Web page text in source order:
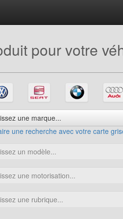
pour votre
une marque...
une recherche avec votre carte
un modèle...
une motorisation...
une rubrique...